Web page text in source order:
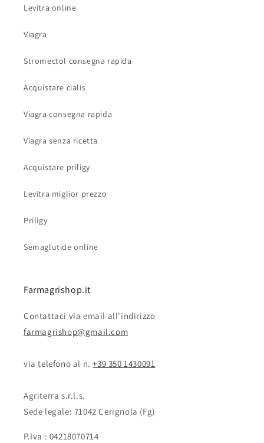
Levitra online
Viagra
Stromectol consegna rapida
Acquistare cialis
Viagra consegna rapida
Viagra senza ricetta
Acquistare priligy
Levitra miglior prezzo
Priligy
Semaglutide online
Farmagrishop.it
Contattaci via email all'indirizzo
farmagrishop@gmail.com
via telefono al n. ‭‭+39 350 1430091
Agriterra s.r.l.s.
Sede legale: 71042 Cerignola (Fg)
P.Iva : 04218070714